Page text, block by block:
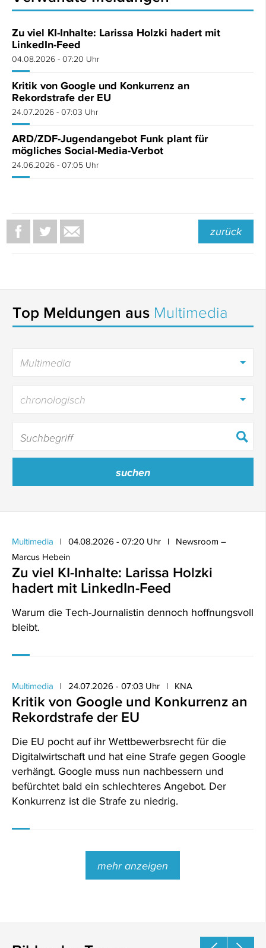
Zu viel KI-Inhalte: Larissa Holzki hadert mit
LinkedIn-Feed
04.08.2026 - 07:20 Uhr
Kritik von Google und Konkurrenz an
Rekordstrafe der EU
24.07.2026 - 07:03 Uhr
ARD/ZDF-Jugendangebot Funk plant für
mögliches Social-Media-Verbot
24.06.2026 - 07:05 Uhr
zurück
Top Meldungen aus Multimedia
Multimedia
chronologisch
Multimedia 04.08.2026 - 07:20 Uhr
Newsroom –
Marcus Hebein
Zu viel KI-Inhalte: Larissa Holzki
hadert mit LinkedIn-Feed
Warum die Tech-Journalistin dennoch hoffnungsvoll
bleibt.
Multimedia 24.07.2026 - 07:03 Uhr KNA
Kritik von Google und Konkurrenz an
Rekordstrafe der EU
Die EU pocht auf ihr Wettbewerbsrecht für die
Digitalwirtschaft und hat eine Strafe gegen Google
verhängt. Google muss nun nachbessern und
befürchtet bald ein schlechteres Angebot. Der
Konkurrenz ist die Strafe zu niedrig.
mehr anzeigen